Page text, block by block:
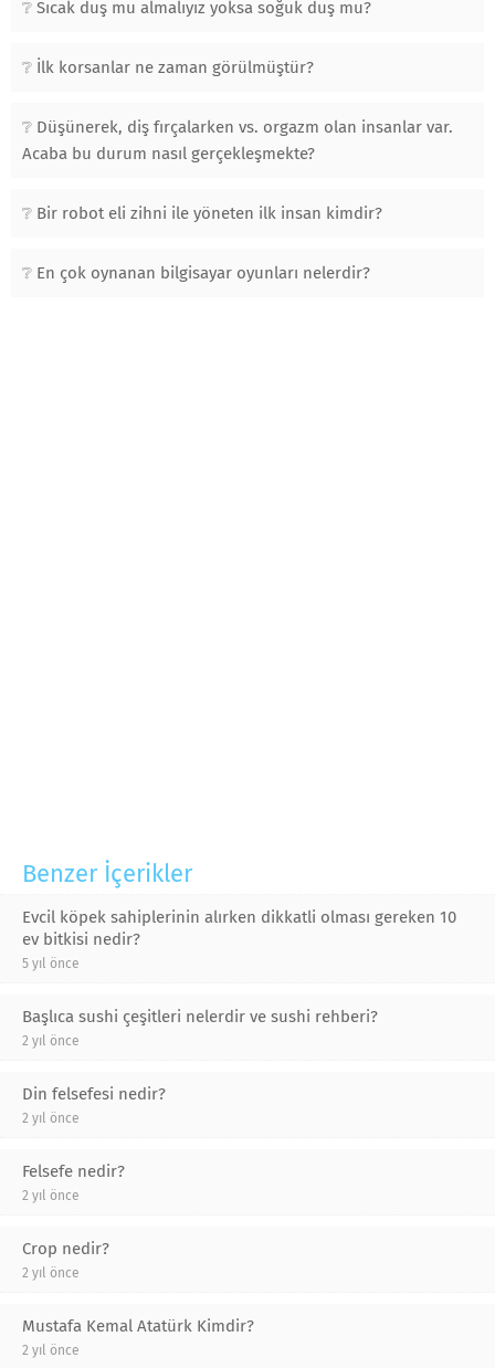
Sıcak duş mu almalıyız yoksa soğuk duş mu?
İlk korsanlar ne zaman görülmüştür?
Düşünerek, diş fırçalarken vs. orgazm olan insanlar var.
Acaba bu durum nasıl gerçekleşmekte?
Bir robot eli zihni ile yöneten ilk insan kimdir?
En çok oynanan bilgisayar oyunları nelerdir?
Benzer İçerikler
Evcil köpek sahiplerinin alırken dikkatli olması gereken 10
ev bitkisi nedir?
5 yıl önce
Başlıca sushi çeşitleri nelerdir ve sushi rehberi?
2 yıl önce
Din felsefesi nedir?
2 yıl önce
Felsefe nedir?
2 yıl önce
Crop nedir?
2 yıl önce
Mustafa Kemal Atatürk Kimdir?
2 yıl önce